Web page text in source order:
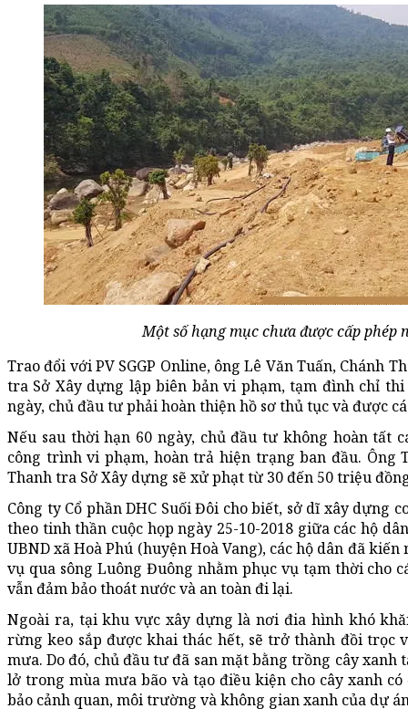
Một số hạng mục chưa được cấp phép
Trao đổi với PV SGGP Online, ông Lê Văn Tuấn, Chánh
tra Sở Xây dựng lập biên bản vi phạm, tạm đình chỉ
ngày, chủ đầu tư phải hoàn thiện hồ sơ thủ tục và được
Nếu sau thời hạn 60 ngày, chủ đầu tư không hoàn tất
công trình vi phạm, hoàn trả hiện trạng ban đầu. Ông
Thanh tra Sở Xây dựng sẽ xử phạt từ 30 đến 50 triệu
Công ty Cổ phần DHC Suối Đôi cho biết, sở dĩ xây dựng
theo tinh thần cuộc họp ngày 25-10-2018 giữa các hộ
UBND xã Hoà Phú (huyện Hoà Vang), các hộ dân đã
vụ qua sông Luông Đuông nhằm phục vụ tạm thời cho
vẫn đảm bảo thoát nước và an toàn đi lại.
Ngoài ra, tại khu vực xây dựng là nơi đia hình khó
rừng keo sắp được khai thác hết, sẽ trở thành đồi trọc
mưa. Do đó, chủ đầu tư đã san mặt bằng trồng cây xanh
lở trong mùa mưa bão và tạo điều kiện cho cây xanh
bảo cảnh quan, môi trường và không gian xanh của dự